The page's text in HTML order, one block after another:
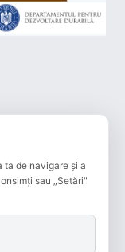
ta de navigare și a
sau „Setări"